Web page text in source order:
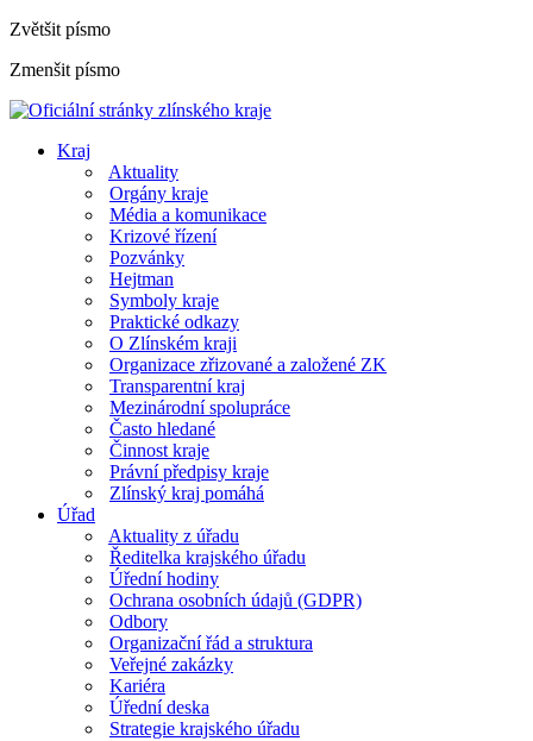
Zvětšit písmo
Zmenšit písmo
Kraj
Aktuality
Orgány kraje
Média a komunikace
Krizové řízení
Pozvánky
Hejtman
Symboly kraje
Praktické odkazy
O Zlínském kraji
Organizace zřizované a založené ZK
Transparentní kraj
Mezinárodní spolupráce
Často hledané
Činnost kraje
Právní předpisy kraje
Zlínský kraj pomáhá
Úřad
Aktuality z úřadu
Ředitelka krajského úřadu
Úřední hodiny
Ochrana osobních údajů (GDPR)
Odbory
Organizační řád a struktura
Veřejné zakázky
Kariéra
Úřední deska
Strategie krajského úřadu